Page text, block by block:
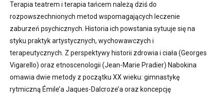
Terapia teatrem i terapia tańcem należą dziś do
rozpowszechnionych metod wspomagających leczenie
zaburzeń psychicznych. Historia ich powstania sytuuje się na
styku praktyk artystycznych, wychowawczych i
terapeutycznych. Z perspektywy historii zdrowia i ciała (Georges
Vigarello) oraz etnoscenologii (Jean-Marie Pradier) Nabokina
omawia dwie metody z początku XX wieku: gimnastykę
rytmiczną Émile’a Jaques-Dalcroze’a oraz koncepcję